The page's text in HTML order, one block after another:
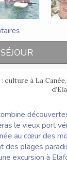
culture à La
le vieux port
au cœur des
plages
excursion à